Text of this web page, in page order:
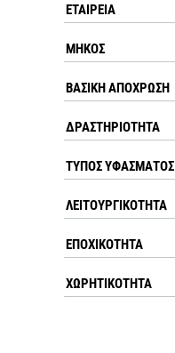
ΕΤΑΙΡΕΊΑ
ΜΉΚΟΣ
ΒΑΣΙΚΉ ΑΠΌΧΡΩΣΗ
ΔΡΑΣΤΗΡΙΌΤΗΤΑ
ΤΎΠΟΣ ΥΦΆΣΜΑΤΟΣ
ΛΕΙΤΟΥΡΓΙΚΌΤΗΤΑ
ΕΠΟΧΙΚΌΤΗΤΑ
ΧΩΡΗΤΙΚΌΤΗΤΑ